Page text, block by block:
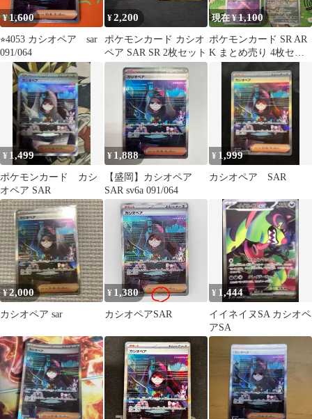
¥1,600
⭐︎4053 カシオペア sar
091/064
¥2,200
ポケモンカード カシオ
ペア SAR SR 2枚セット
現在 ¥1,100
ポケモンカード SR AR
K まとめ売り 4枚セッ
¥ 1,499
ポケモンカード カシ
オペア SAR
¥ 1,888
【盛岡】カシオペア
SAR sv6a 091/064
¥ 1,999
カシオペア SAR
¥2,000
カシオペア sar
¥ 1,380
カシオペアSAR
¥ 1,444
イイネイヌSA カシオペ
アSA